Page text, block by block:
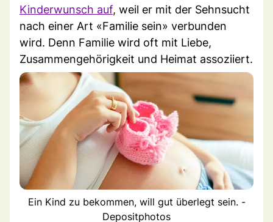
Kinderwunsch auf, weil er mit der Sehnsucht
nach einer Art «Familie sein» verbunden
wird. Denn Familie wird oft mit Liebe,
Zusammengehörigkeit und Heimat assoziiert.
Ein Kind zu bekommen, will gut überlegt sein. -
Depositphotos